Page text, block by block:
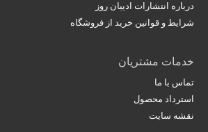
درباره انتشارات ادیبان روز
شرایط و قوانین خرید از فروشگاه
خدمات مشتریان
تماس با ما
استرداد محصول
نقشه سایت